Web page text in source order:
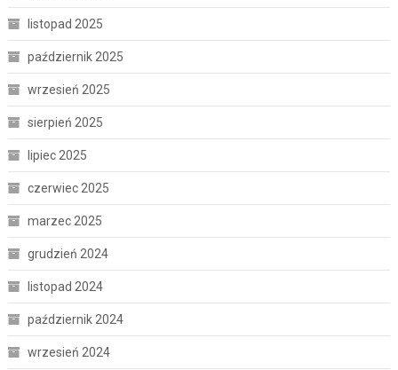
listopad 2025
październik 2025
wrzesień 2025
sierpień 2025
lipiec 2025
czerwiec 2025
marzec 2025
grudzień 2024
listopad 2024
październik 2024
wrzesień 2024